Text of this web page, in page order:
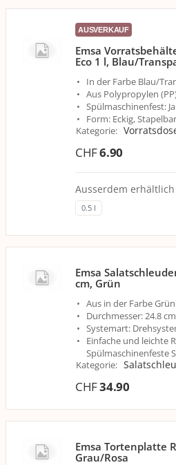
AUSVERKAUF
Emsa
Eco 1 l, Blau/
In der Farbe Blau/
Aus Polypropylen
Spülmaschinenfest:
Form: Eckig,
Kategorie:
CHF6.90
Ausserdem
0.5 l
Emsa
cm, Grün
Aus in der Farbe Grün
Durchmesser: 24.8 cm
Systemart:
Einfache und leichte
Spülmaschinenfeste
Kategorie:
CHF34.90
Emsa Tortenplatte
Grau/Rosa